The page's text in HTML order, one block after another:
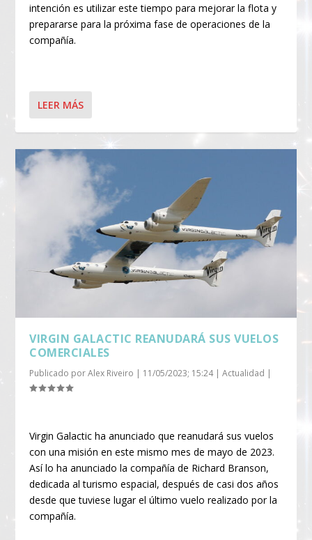
intención es utilizar este tiempo para mejorar la flota y
prepararse para la próxima fase de operaciones de la
compañía.
LEER MÁS
VIRGIN GALACTIC REANUDARÁ SUS VUELOS
COMERCIALES
Publicado porAlex Riveiro | 11/05/2023; 15:24|Actualidad |
Virgin Galactic ha anunciado que reanudará sus vuelos
con una misión en este mismo mes de mayo de 2023.
Así lo ha anunciado la compañía de Richard Branson,
dedicada al turismo espacial, después de casi dos años
desde que tuviese lugar el último vuelo realizado por la
compañía.